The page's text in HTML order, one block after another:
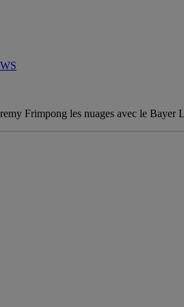
Frimpong les nuages avec le Bayer